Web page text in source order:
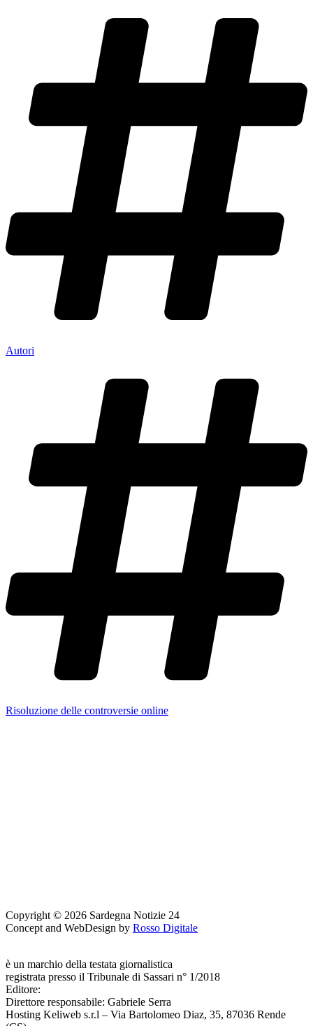
Autori
Risoluzione delle controversie online
Copyright © 2026 Sardegna Notizie 24
Concept and WebDesign by Rosso Digitale
è un marchio della testata giornalistica
registrata presso il Tribunale di Sassari n° 1/2018
Editore:
Direttore responsabile: Gabriele Serra
Hosting Keliweb s.r.l – Via Bartolomeo Diaz, 35, 87036 Rende